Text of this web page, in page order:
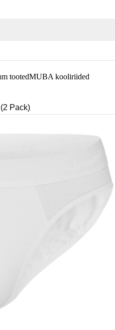
available use up and down
tootedMUBA kooliriided
Pack)